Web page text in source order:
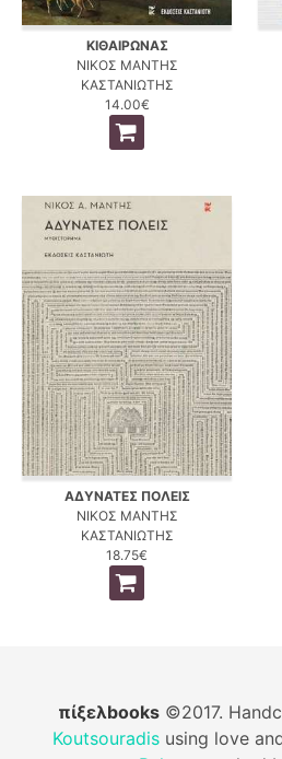
ΚΙΘΑΙΡΩΝΑΣ
ΝΙΚΟΣ ΜΑΝΤΗΣ
ΚΑΣΤΑΝΙΩΤΗΣ
14.00€
ΑΔΥΝΑΤΕΣ ΠΟΛΕΙΣ
ΝΙΚΟΣ ΜΑΝΤΗΣ
ΚΑΣΤΑΝΙΩΤΗΣ
18.75€
πίξελbooks©2017.
Koutsouradis using love